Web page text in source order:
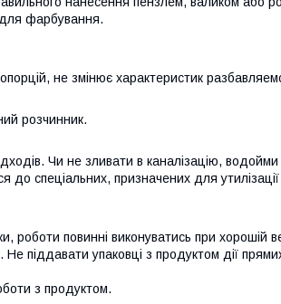
для фарбування.
не змінює характеристик
розчинник.
Чи не зливати в каналізацію,
спеціальних, призначених для утилізації
роботи повинні виконуватись при хорошій
піддавати упаковці з продуктом дії
з продуктом.